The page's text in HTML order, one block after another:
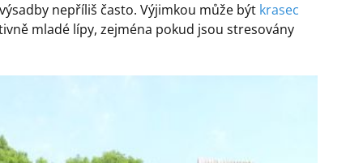
nepříliš často. Výjimkou může být krasec
mladé lípy, zejména pokud jsou stresovány